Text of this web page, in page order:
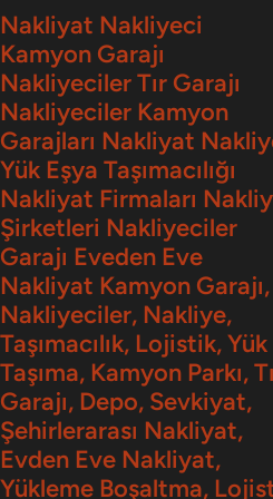
İçeriğe
geç
Nakliyat Nakliyeci
Kamyon Garajı
Nakliyeciler Tır Garajı
Nakliyeciler Kamyon
Garajları Nakliyat
Yük Eşya Taşımacılığı
Nakliyat Firmaları
Şirketleri Nakliyeciler
Garajı Eveden Eve
Nakliyat Kamyon Garajı,
Nakliyeciler, Nakliye,
Taşımacılık, Lojistik, Yük
Taşıma, Kamyon Parkı,
Garajı, Depo, Sevkiyat,
Şehirlerarası Nakliyat,
Evden Eve Nakliyat,
Yükleme Boşaltma,